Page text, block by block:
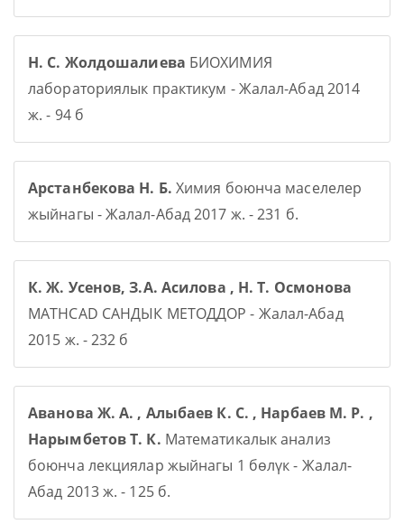
Н. С. Жолдошалиева БИОХИМИЯ
лабораториялык практикум - Жалал-Абад 2014
ж. - 94 б
Арстанбекова Н. Б. Химия боюнча маселелер
жыйнагы - Жалал-Абад 2017 ж. - 231 б.
К. Ж. Усенов, З.А. Асилова , Н. Т. Осмонова
MATHCAD САНДЫК МЕТОДДОР - Жалал-Абад
2015 ж. - 232 б
Аванова Ж. А. , Алыбаев К. С. , Нарбаев М. Р. ,
Нарымбетов Т. К. Математикалык анализ
боюнча лекциялар жыйнагы 1 бөлүк - Жалал-
Абад 2013 ж. - 125 б.